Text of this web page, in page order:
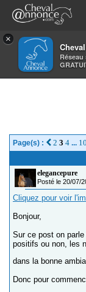
×
>Équipements
GBS
Page(s) : 2 3 4 ...
elegancepure
Posté le 20/07/
Cliquez pour voir
Bonjour,
Sur ce post on parle
positifs ou non, les
dans la bonne
Donc pour